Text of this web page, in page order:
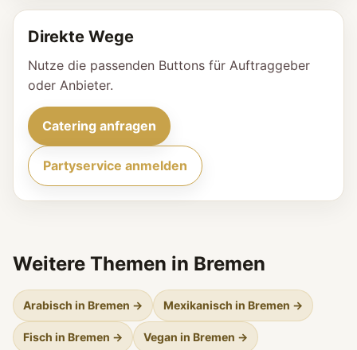
Direkte Wege
Nutze die passenden Buttons für Auftraggeber
oder Anbieter.
Catering anfragen
Partyservice anmelden
Weitere Themen in Bremen
Arabisch in Bremen → Mexikanisch in Bremen →
Fisch in Bremen → Vegan in Bremen →